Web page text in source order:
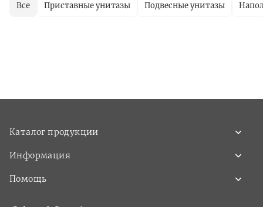
Все Приставные унитазы Подвесные унитазы
Каталог продукции
Информация
Помощь